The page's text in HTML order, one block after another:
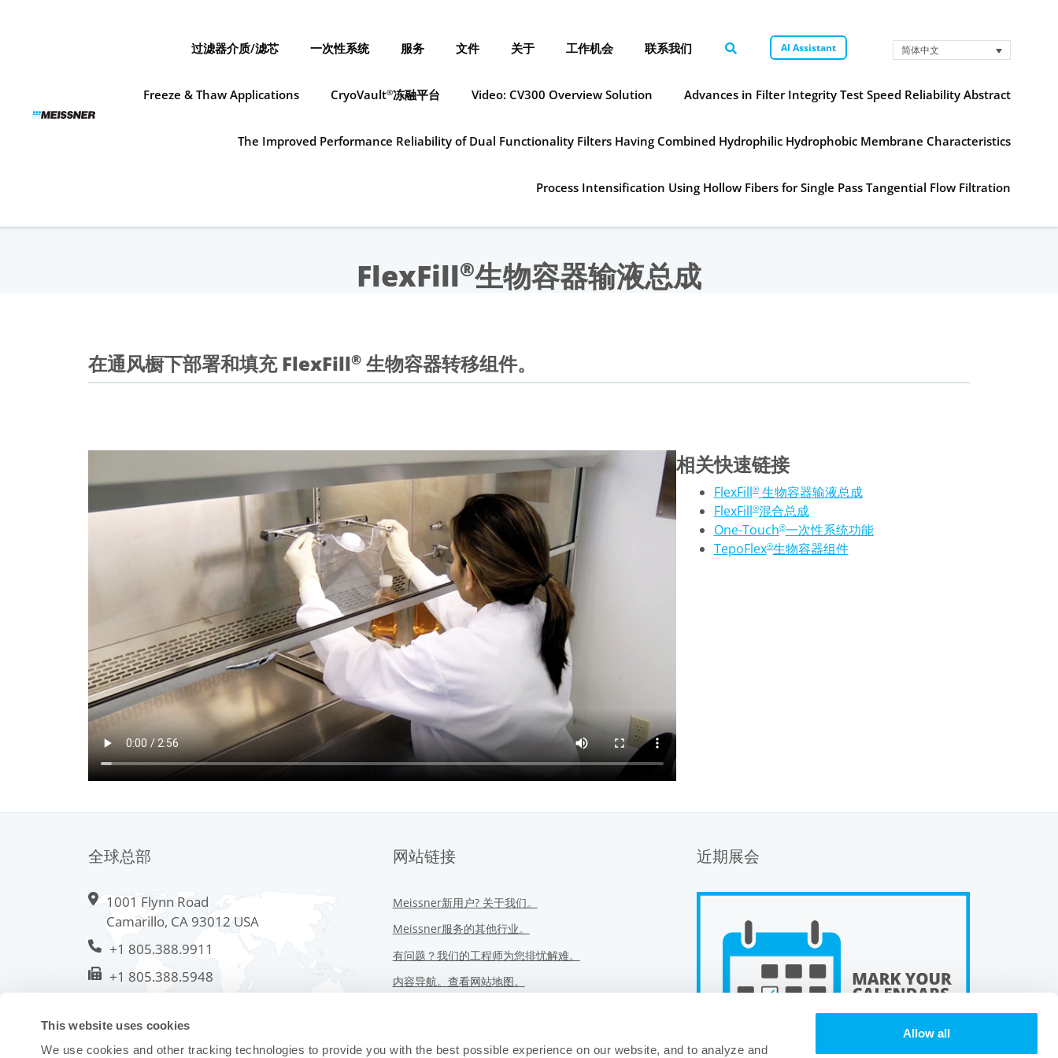
This website uses cookies
We use cookies and other tracking technologies to provide you with the best possible experience on our website, and to analyze and
Allow all
过滤器介质/滤芯 一次性系统 服务 文件 关于 工作机会 联系我们 AI Assistant 简体中文
Freeze & Thaw Applications CryoVault®冻融平台 Video: CV300 Overview Solution Advances in Filter Integrity Test Speed Reliability Abstract
The Improved Performance Reliability of Dual Functionality Filters Having Combined Hydrophilic Hydrophobic Membrane Characteristics
Process Intensification Using Hollow Fibers for Single Pass Tangential Flow Filtration
FlexFill®生物容器输液总成
在通风橱下部署和填充 FlexFill® 生物容器转移组件。
相关快速链接
FlexFill®生物容器输液总成
FlexFill®混合总成
One-Touch®一次性系统功能
TepoFlex®生物容器组件
全球总部
1001 Flynn Road
Camarillo, CA 93012 USA
+1 805.388.9911
+1 805.388.5948
网站链接
Meissner新用户? 关于我们。
Meissner服务的其他行业。
有问题？我们的工程师为您排忧解难。
内容导航。查看网站地图。
近期展会